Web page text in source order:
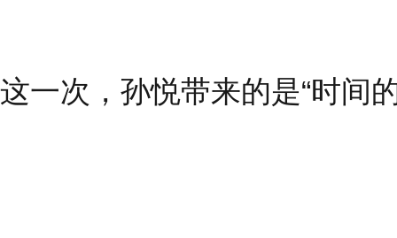
这一次，孙悦带来的是“时间